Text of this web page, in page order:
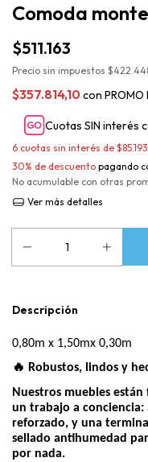
Comoda
$511.163
Precio sin impuestos
$357.814,10 con PROMO
Cuotas SIN interés
6 cuotas sin interés de
30% de descuento pagando
No acumulable con otras
Ver más detalles
Descripción
0,80m x 1,50mx 0,30m
🔥 Robustos, lindos y
Nuestros muebles
un trabajo a conciencia:
reforzado, y una
sellado antihumedad
por nada.